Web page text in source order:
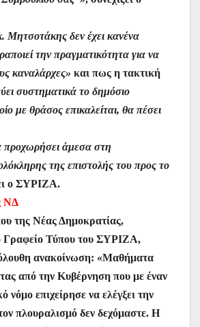
Μητσοτάκης δεν έχει κανένα
την πραγματικότητα για να
καναλάρχες» και πως η τακτική
συστηματικά το δημόσιο
με θράσος επικαλείται, θα πέσει
προχωρήσει άμεσα στη
της επιστολής του προς το
ο ΣΥΡΙΖΑ.
ΝΔ
της Νέας Δημοκρατίας,
Γραφείο Τύπου του ΣΥΡΙΖΑ,
ανακοίνωση: «Μαθήματα
από την Κυβέρνηση που με έναν
νόμο επιχείρησε να ελέγξει την
πλουραλισμό δεν δεχόμαστε. Η